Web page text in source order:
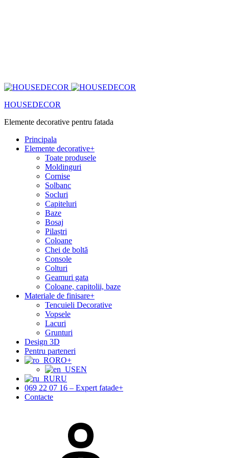
HOUSEDECOR
Elemente decorative pentru fatada
Principala
Elemente decorative+
Toate produsele
Moldinguri
Cornise
Solbanc
Socluri
Capiteluri
Baze
Bosaj
Pilaștri
Coloane
Chei de boltă
Console
Colturi
Geamuri gata
Coloane, capitolii, baze
Materiale de finisare+
Tencuieli Decorative
Vopsele
Lacuri
Grunturi
Design 3D
Pentru parteneri
RO+
EN
RU
069 22 07 16 – Expert fatade+
Contacte